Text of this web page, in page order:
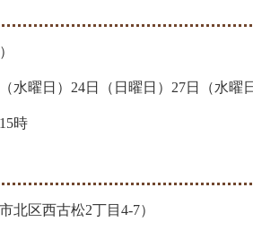
水曜日）24日（日曜日）27日（水曜日
時
北区西古松2丁目4-7）